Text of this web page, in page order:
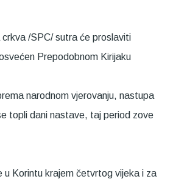
/SPC/ sutra će proslaviti
Prepodobnom Kirijaku
narodnom vjerovanju, nastupa
topli dani nastave, taj period zove
u Korintu krajem četvrtog vijeka i za